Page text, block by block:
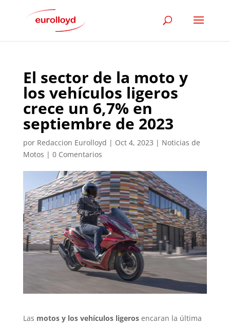
El sector de la moto y
los vehículos ligeros
crece un 6,7% en
septiembre de 2023
por Redaccion Eurolloyd | Oct 4, 2023 | Noticias de
Motos | 0 Comentarios
Las motos y los vehículos ligerosencaran la última